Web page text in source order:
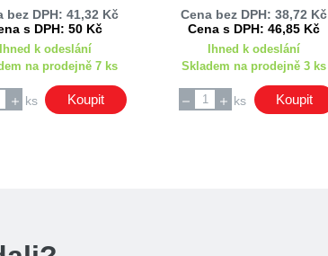
bez DPH: 41,32 Kč
s DPH: 50 Kč
Ihned k odeslání
na prodejně 7 ks
ks Koupit
Cena bez DPH: 38,72 Kč
Cena s DPH: 46,85 Kč
Ihned k odeslání
Skladem na prodejně 3 ks
ks Koupit